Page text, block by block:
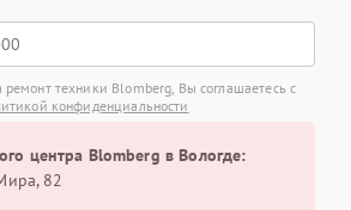
ремонт техники Blomberg, Вы соглашаетесь с
конфиденциальности
центра Blomberg в Вологде:
82